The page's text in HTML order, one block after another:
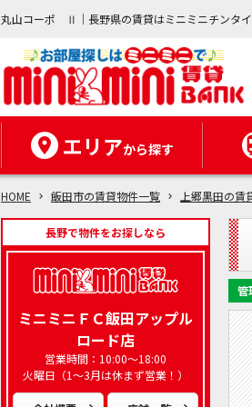
丸山コーポ Ⅱ｜長野県の賃貸はミニミニチンタ
エリアから探す
HOME 飯田市の賃貸物件一覧 上郷黒田の賃
長野で物件をお探しなら
ミニミニＦＣ飯田アップル
ロード店
営業時間：10:00～18:00
火曜日（1～3月は休まず営業！）
管